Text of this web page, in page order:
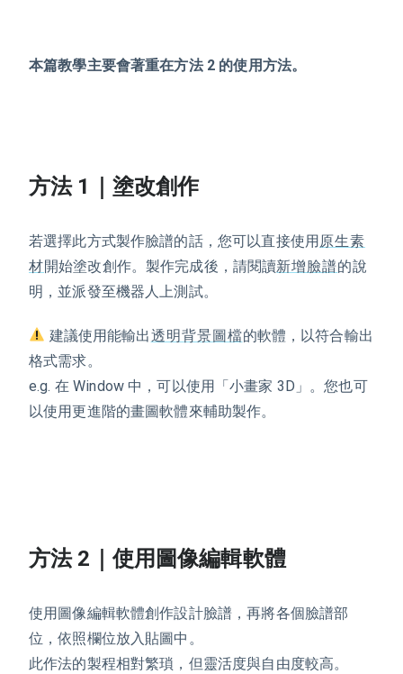
本篇教學主要會著重在方法 2 的使用方法。
方法 1｜塗改創作
若選擇此方式製作臉譜的話，您可以直接使用原生素
材開始塗改創作。製作完成後，請閱讀新增臉譜的說
明，並派發至機器人上測試。
️ 建議使用能輸出透明背景圖檔的軟體，以符合輸出
格式需求。
e.g. 在 Window 中，可以使用「小畫家 3D」。您也可
以使用更進階的畫圖軟體來輔助製作。
方法 2｜使用圖像編輯軟體
使用圖像編輯軟體創作設計臉譜，再將各個臉譜部
位，依照欄位放入貼圖中。
此作法的製程相對繁瑣，但靈活度與自由度較高。